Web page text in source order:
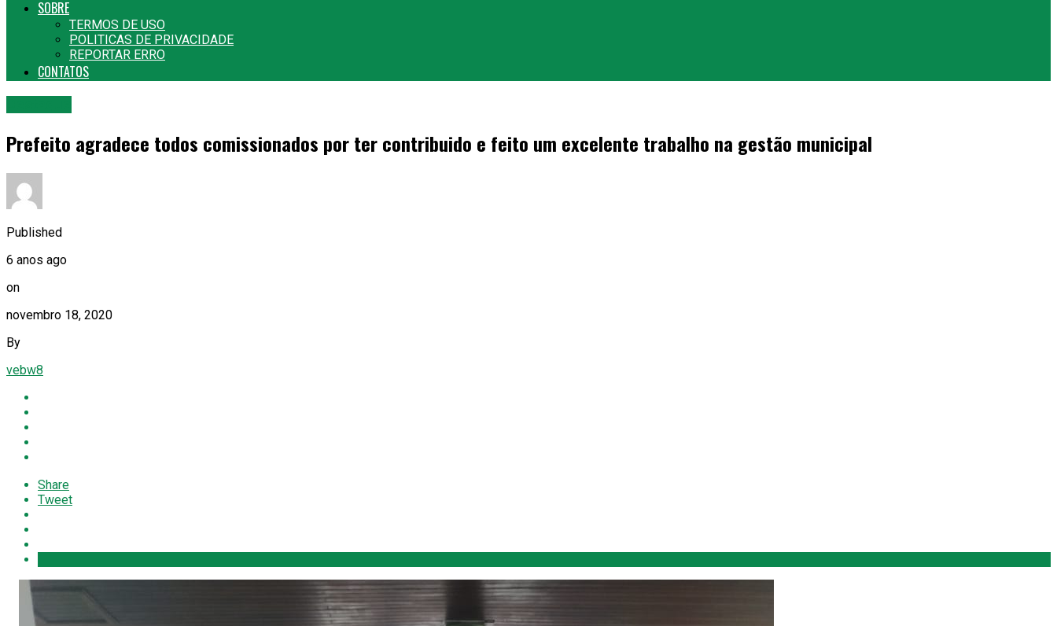
SOBRE
TERMOS DE USO
POLITICAS DE PRIVACIDADE
REPORTAR ERRO
CONTATOS
Prefeito agradece todos comissionados por ter contribuido e feito um excelente trabalho na gestão municipal
Published
6 anos ago
on
novembro 18, 2020
By
vebw8
Share
Tweet